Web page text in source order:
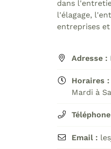
dans
l'élagage,
entreprises
 Adresse :

Horaires :
Mardi à

 Email :